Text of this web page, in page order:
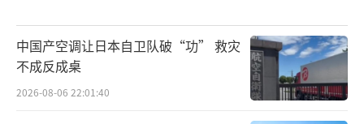
中国产空调让日本自卫队破“功” 救灾
不成反成桌
2026-08-06 22:01:40